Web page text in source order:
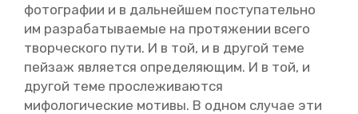
фо­то­гра­фии и в даль­ней­шем по­сту­па­тель­но
им раз­ра­ба­ты­ва­е­мые на про­тя­же­нии всего
твор­че­ско­го пути. И в той, и в дру­гой теме
пей­заж яв­ля­ет­ся опре­де­ля­ю­щим. И в той, и
дру­гой теме про­сле­жи­ва­ют­ся
ми­фо­ло­ги­че­ские мо­ти­вы. В одном слу­чае эти